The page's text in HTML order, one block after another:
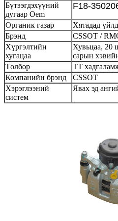
Бүтээгдэхүүний
дугаар Oem
F18-
Органик газар
Хятадад
Брэнд
CSSOT /
Хүргэлтийн
хугацаа
Хувьцаа, 20
сарын
Төлбөр
ТТ
Компанийн брэнд
CSSOT
Хэрэглээний
систем
Явах эд